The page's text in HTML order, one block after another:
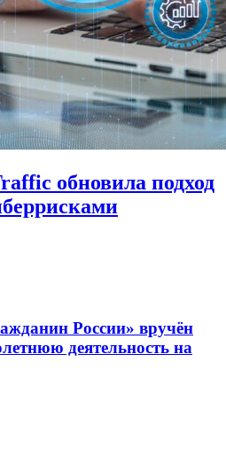
обновила подход
России» вручён
деятельность на